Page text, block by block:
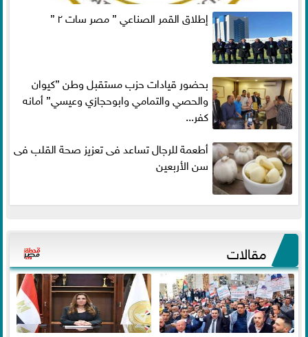
إطلاق القمر الصناعي ” مصر سات ٢ ”
بحضور قيادات حزب مستقبل وطن ”كيوان
والحصي والتمامي وابوحجازي وعيسي” أمانه
كفر...
أطعمة للرجال تساعد فى تعزيز صحة القلب فى
سن الأربعين
مقالات